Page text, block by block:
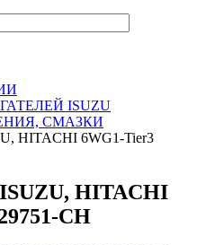
ISUZU
СМАЗКИ
HITACHI 6WG1-Tier3
HITACHI
CH